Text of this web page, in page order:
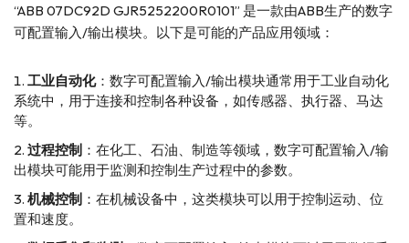
“ABB 07DC92D GJR5252200R0101” 是一款由ABB生产的数字
可配置输入/输出模块。以下是可能的产品应用领域：
工业自动化：数字可配置输入/输出模块通常用于工业自动化
系统中，用于连接和控制各种设备，如传感器、执行器、马达
等。
过程控制 ：在化工、石油、制造等领域，数字可配置输入/输
出模块可能用于监测和控制生产过程中的参数。
机械控制 ：在机械设备中，这类模块可以用于控制运动、位
置和速度。